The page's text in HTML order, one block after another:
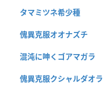
タマミツネ希少種
傀異克服オオナズチ
混沌に呻くゴアマガラ
傀異克服クシャルダオラ